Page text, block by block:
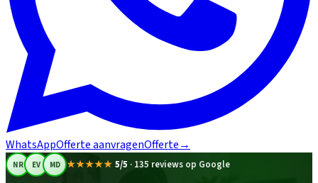
WhatsAppOfferte aanvragenOfferte→
NR EV MD ★★★★★ 5/5 · 135 reviews op Google